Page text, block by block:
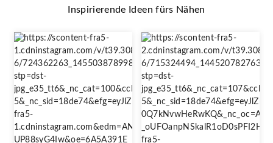
Inspirierende Ideen fürs Nähen